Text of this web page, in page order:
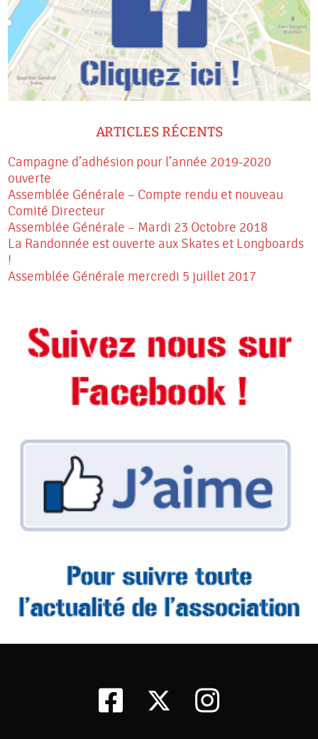
ARTICLES RÉCENTS
Campagne d’adhésion pour l’année 2019-2020
ouverte
Assemblée Générale – Compte rendu et nouveau
Comité Directeur
Assemblée Générale – Mardi 23 Octobre 2018
La Randonnée est ouverte aux Skates et Longboards
!
Assemblée Générale mercredi 5 juillet 2017